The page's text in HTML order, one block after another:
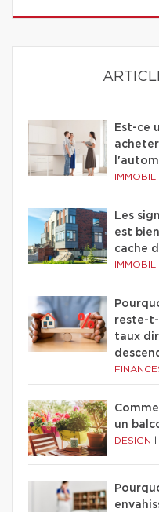
Est-ce
Les
est
cache
reste-
taux
un
DESIGN